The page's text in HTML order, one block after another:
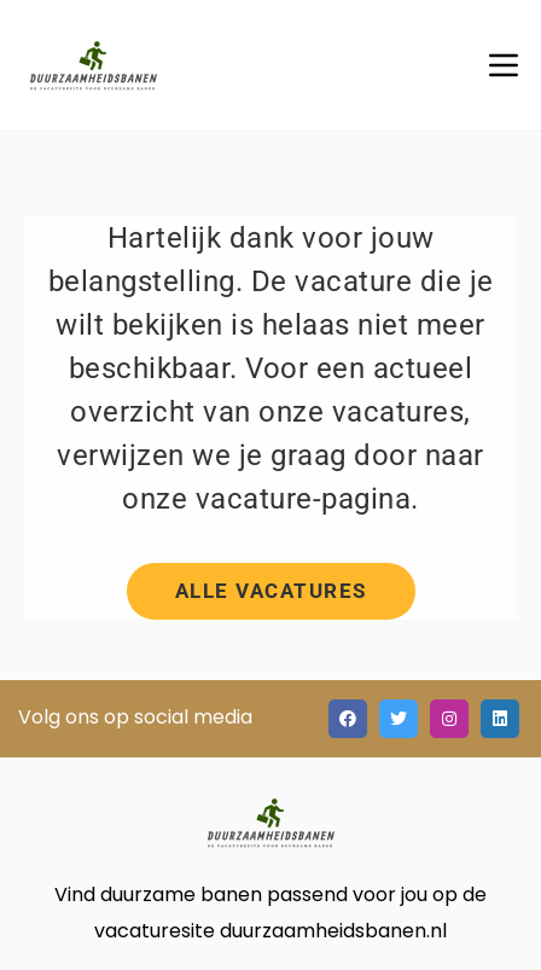
Hartelijk dank voor jouw
belangstelling. De vacature die je
wilt bekijken is helaas niet meer
beschikbaar. Voor een actueel
overzicht van onze vacatures,
verwijzen we je graag door naar
onze vacature-pagina.
ALLE VACATURES
Volg ons op social media
Vind duurzame banen passend voor jou op de
vacaturesite duurzaamheidsbanen.nl